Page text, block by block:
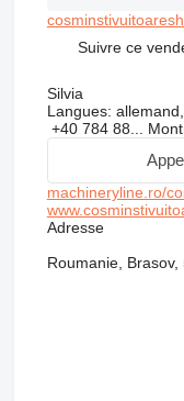
Suivre ce
Silvia
Langues:
+40 784 88...
machineryline.ro/
Adresse
Roumanie,